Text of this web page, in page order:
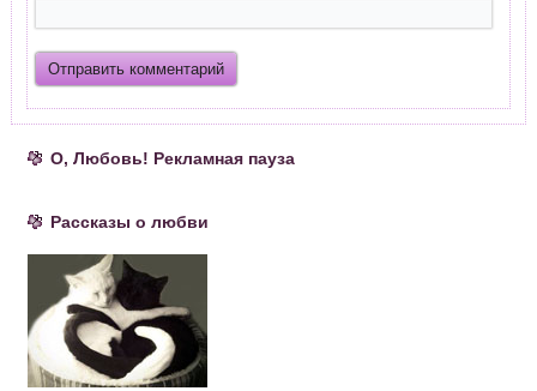
О, Любовь! Рекламная пауза
Рассказы о любви